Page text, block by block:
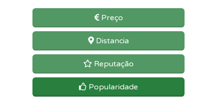
Preço
Distancia
Reputação
Popularidade